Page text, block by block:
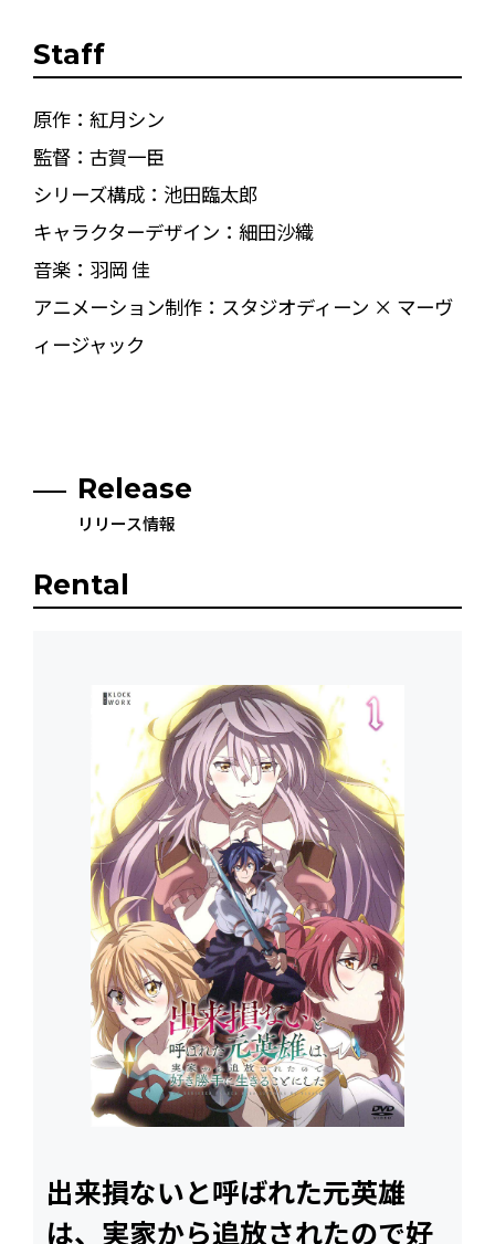
Staff
原作：紅月シン
監督：古賀一臣
シリーズ構成：池田臨太郎
キャラクターデザイン：細田沙織
音楽：羽岡 佳
アニメーション制作：スタジオディーン × マーヴ
ィージャック
Release
リリース情報
Rental
出来損ないと呼ばれた元英雄
は、実家から追放されたので好